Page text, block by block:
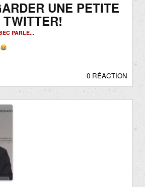
UNE PETITE
PARLE...
0 RÉACTION